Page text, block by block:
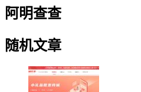
阿明查查
随机文章